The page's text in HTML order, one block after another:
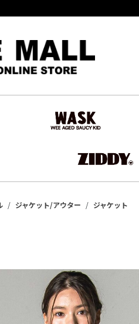
ジャケット/アウター ジャケット